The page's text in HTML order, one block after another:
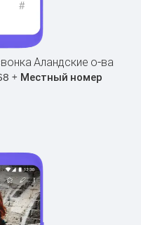
Аландские о-ва
+ Местный номер